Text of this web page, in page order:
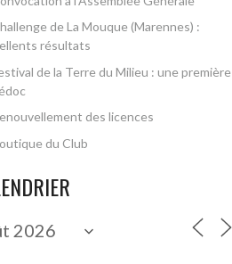
de La Mouque (Marennes) :
résultats
de la Terre du Milieu : une première
des licences
du Club